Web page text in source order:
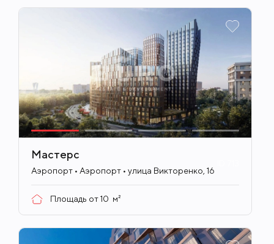
Мастерс
Аэропорт • Аэропорт • улица Викторенко, 16
Площадь от10 м²